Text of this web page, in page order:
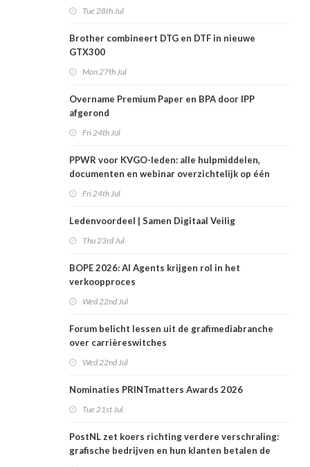
Tue 28th Jul
Brother combineert DTG en DTF in nieuwe
GTX300
Mon 27th Jul
Overname Premium Paper en BPA door IPP
afgerond
Fri 24th Jul
PPWR voor KVGO-leden: alle hulpmiddelen,
documenten en webinar overzichtelijk op één
Fri 24th Jul
Ledenvoordeel | Samen Digitaal Veilig
Thu 23rd Jul
BOPE 2026: AI Agents krijgen rol in het
verkoopproces
Wed 22nd Jul
Forum belicht lessen uit de grafimediabranche
over carrièreswitches
Wed 22nd Jul
Nominaties PRINTmatters Awards 2026
Tue 21st Jul
PostNL zet koers richting verdere verschraling:
grafische bedrijven en hun klanten betalen de